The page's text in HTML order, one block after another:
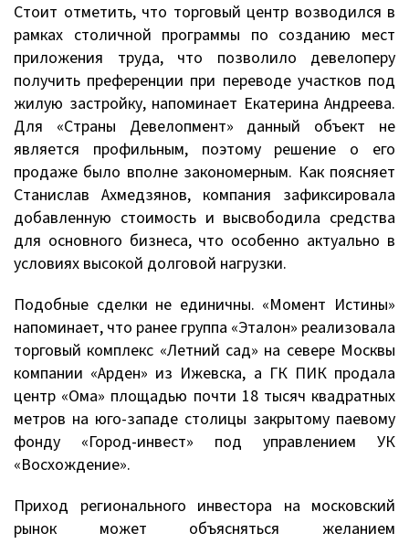
Стоит отметить, что торговый центр возводился в
рамках столичной программы по созданию мест
приложения труда, что позволило девелоперу
получить преференции при переводе участков под
жилую застройку, напоминает Екатерина Андреева.
Для «Страны Девелопмент» данный объект не
является профильным, поэтому решение о его
продаже было вполне закономерным. Как поясняет
Станислав Ахмедзянов, компания зафиксировала
добавленную стоимость и высвободила средства
для основного бизнеса, что особенно актуально в
условиях высокой долговой нагрузки.
Подобные сделки не единичны. «Момент Истины»
напоминает, что ранее группа «Эталон» реализовала
торговый комплекс «Летний сад» на севере Москвы
компании «Арден» из Ижевска, а ГК ПИК продала
центр «Ома» площадью почти 18 тысяч квадратных
метров на юго-западе столицы закрытому паевому
фонду «Город-инвест» под управлением УК
«Восхождение».
Приход регионального инвестора на московский
рынок может объясняться желанием